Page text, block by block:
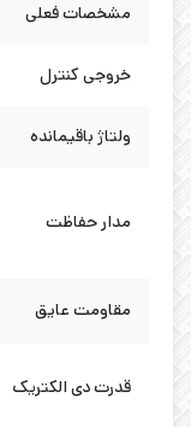
مشخصات فعلی
خروجی کنترل
ولتاژ باقیمانده
مدار حفاظت
مقاومت عایق
قدرت دی الکتریک